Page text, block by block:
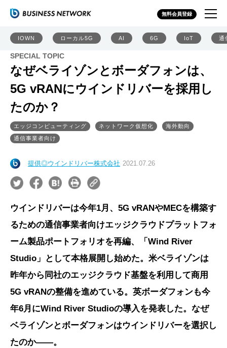
無料会員登録
IOWN ローカル5G AI 6G IoT 通
SPECIAL TOPIC
なぜベライゾンとボーダフォンは、
5G vRANにウインドリバーを採用し
たのか？
エッジコンピューティング ネットワーク仮想化
海外動向
通信事業者向け
提供◎ウインドリバー株式会社 2021.07.26
ウインドリバーは今年1月、5G vRANやMECを構築す
るための通信事業者向けエッジクラウドプラットフォ
ーム製品ポートフォリオを再編、「Wind River
Studio」として本格展開し始めた。米ベライゾンは
昨年から同社のエッジクラウド基盤を利用して商用
5G vRANの整備を進めている。英ボーダフォンも今
年6月にWind River Studioの導入を発表した。なぜ
ベライゾンとボーダフォンはウインドリバーを選択し
たのか――。